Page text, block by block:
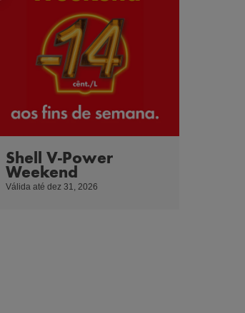
Shell V-Power
Weekend
Válida até dez 31, 2026